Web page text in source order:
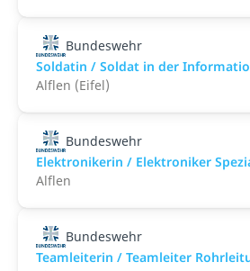
Bundeswehr
Soldatin / Soldat in der
Alflen (Eifel)
Bundeswehr
Elektronikerin / Elektroniker
Alflen
Bundeswehr
Teamleiterin / Teamleiter